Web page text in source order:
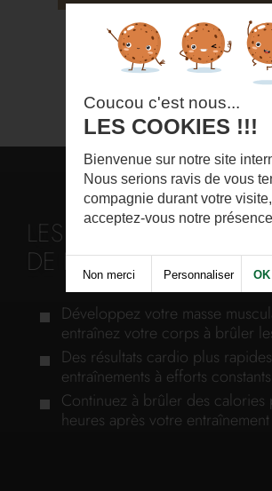
CONTACTER LE
LES AVANTAGES DU
DE LESMILLS SPRINT
Développez votre masse
entraînez votre corps à brûler
Des résultats cardio plus
entraînements à efforts constants
Continuez à brûler des calories
heures après votre entraînement
Coucou c'est nous...
LES COOKIES !!!
Bienvenue sur notre site
Nous serions ravis de vous
compagnie durant votre visite,
acceptez-vous notre
Non merci Personnaliser